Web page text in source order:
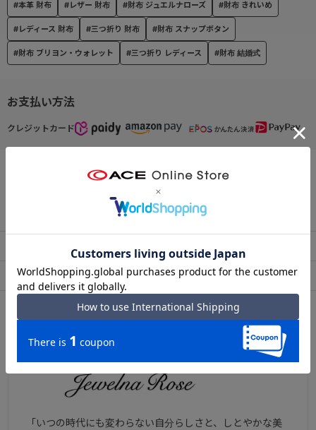
お支払い方法
クレジットカード
この商品について問い合わせる
アフターサービス お買い物ガイド
#本革 財布 #レザー 財布 #財布 ジュエルナローズ #財布 きれいめ
#レディース 財布 #三つ折り 財布 #財布 スナップボタン
#財布 ブリヨン・ウォレット #三つ折り レディース #財布 結婚式
ブランドについて
「いつの時代にも変わらない自分らしさと、しとやかな美